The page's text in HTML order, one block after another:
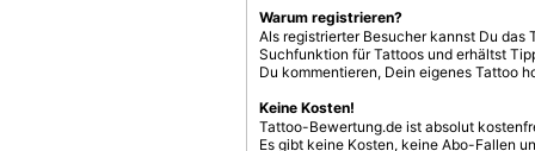
Warum registrieren?
Als registrierter Besucher kannst Du
Suchfunktion für Tattoos und erhältst
Du kommentieren, Dein eigenes Tattoo
Keine Kosten!
Tattoo-Bewertung.de ist absolut
Es gibt keine Kosten, keine Abo-Fallen